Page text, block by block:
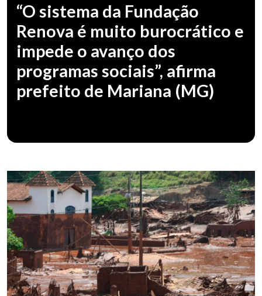
“O sistema da Fundação
Renova é muito burocrático e
impede o avanço dos
programas sociais”, afirma
prefeito de Mariana (MG)